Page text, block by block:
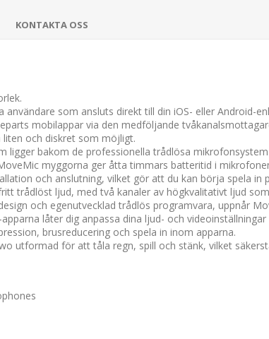
KONTAKTA OSS
som ansluts direkt till din iOS- eller Android-
mobilappar via den medföljande
och diskret som möjligt.
ligger bakom de professionella trådlösa
myggorna ger åtta timmars batteritid i
och anslutning, vilket gör att du kan börja spela in
trådlöst ljud, med två kanaler av högkvalitativt ljud
och egenutvecklad trådlös programvara, uppnår
låter dig anpassa dina ljud- och
brusreducering och spela in inom apparna.
utformad för att tåla regn, spill och stänk, vilket